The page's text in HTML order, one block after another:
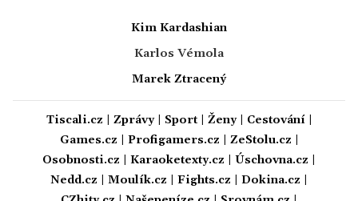
Kim Kardashian
Karlos Vémola
Marek Ztracený
Tiscali.cz Zprávy| Sport| Ženy| Cestování|
Games.cz
Profigamers.cz ZeStolu.cz
Osobnosti.cz
Karaoketexty.cz Úschovna.cz
Nedd.cz
Moulík.cz Fights.cz Dokina.cz